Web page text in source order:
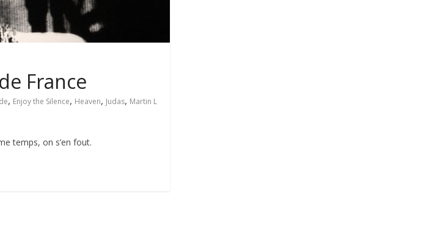
France
, Enjoy the Silence, Heaven, Judas, Martin L
temps, on s’en fout.